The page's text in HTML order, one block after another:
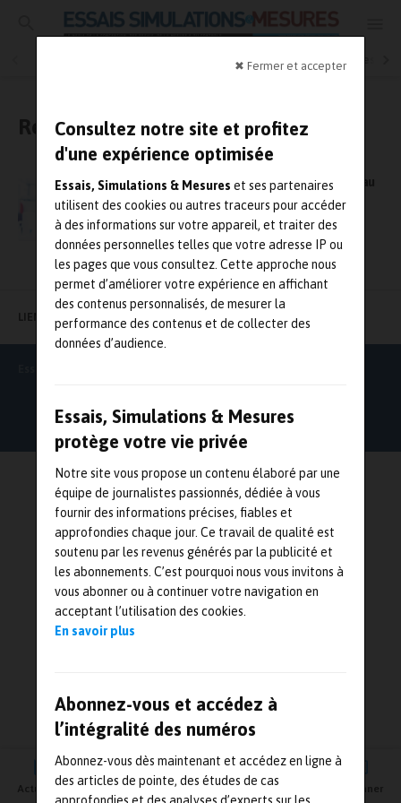
✖ Fermer et accepter
Consultez notre site et profitez
d'une expérience optimisée
Essais, Simulations & Mesures et ses partenaires
utilisent des cookies ou autres traceurs pour accéder
à des informations sur votre appareil, et traiter des
données personnelles telles que votre adresse IP ou
les pages que vous consultez. Cette approche nous
permet d’améliorer votre expérience en affichant
des contenus personnalisés, de mesurer la
performance des contenus et de collecter des
données d’audience.
Essais, Simulations & Mesures
protège votre vie privée
Notre site vous propose un contenu élaboré par une
équipe de journalistes passionnés, dédiée à vous
fournir des informations précises, fiables et
approfondies chaque jour. Ce travail de qualité est
soutenu par les revenus générés par la publicité et
les abonnements. C’est pourquoi nous vous invitons à
vous abonner ou à continuer votre navigation en
acceptant l’utilisation des cookies.
En savoir plus
Abonnez-vous et accédez à
l’intégralité des numéros
Abonnez-vous dès maintenant et accédez en ligne à
des articles de pointe, des études de cas
Contrôle Qualité
Réglage / calibration
Zeiss finaliste des trophées de l’Innovation au
salon Forum Labo 2023 avec son nouveau
microscope Axiovert 5 digital
Actualités Agenda Newsletter Vidéos S'abonner
LIENS UTILES